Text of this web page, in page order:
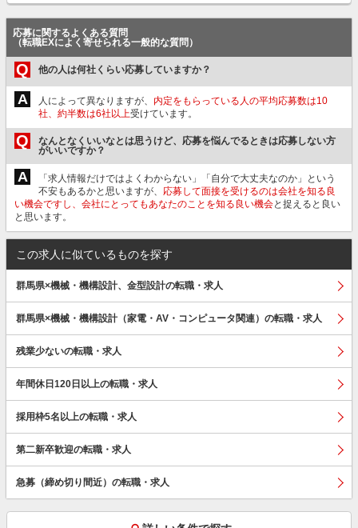
応募に関するよくある質問
（転職EXによく寄せられる一般的な質問）
Q 他の人は何社くらい応募していますか？
A 人によって異なりますが、 内定をもらっている人の平均応募数は10
社、約半数は6社以上受けています。
Q
なんとなくいいなとは思うけど、応募を悩んでるときは応募しない方
がいいですか？
A
「求人情報だけではよくわからない」「自分で大丈夫なのか」という
不安もあるかと思いますが、 応募して面接を受けるのは会社を知る良
い機会ですし、会社にとってもあなたのことを知る良い機会と捉えると良い
と思います。
この求人に似ているものを探す
群馬県×機械・機構設計、金型設計の転職・求人
群馬県×機械・機構設計（家電・AV・コンピュータ関連）の転職・求人
残業少ないの転職・求人
年間休日120日以上の転職・求人
採用枠5名以上の転職・求人
第二新卒歓迎の転職・求人
急募（締め切り間近）の転職・求人